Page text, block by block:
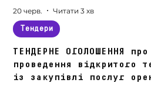
ТЕНДЕРНЕ ОГОЛОШЕННЯ про
проведення відкритого
із закупівлі послуг
Тендери
20 черв. Читати 3 хв